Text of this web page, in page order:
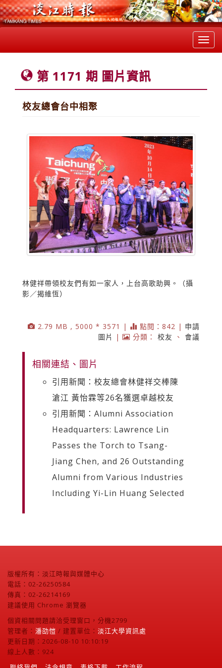
第 1171 期 圖片資訊
校友總會台中相聚
林健祥帶領校友們有如一家人，上台高歌助興。（攝
影／揭維恆）
2.79 MB , 5000 * 3571 | 點閱：842 | 申請
圖片
| 分類： 校友 、 會議
相關連結、圖片
引用新聞：校友總會林健祥交棒陳
滄江 黃怡霖等26名獲選卓越校友
引用新聞：Alumni Association
Headquarters: Lawrence Lin
Passes the Torch to Tsang-
Jiang Chen, and 26 Outstanding
Alumni from Various Industries
Including Yi-Lin Huang Selected
版權所有：淡江時報與媒體中心
電話：02-26250584
傳真：02-26214169
建議使用 Chrome 瀏覽器
個資相關問題請洽受理窗口，分機2799
管理者： 潘劭愷 / 建置單位： 淡江大學資訊處
更新日期：2026-08-10 10:10:19
線上人數：924